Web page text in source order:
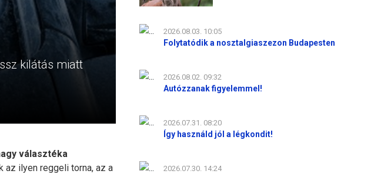
kilátás miatt
választéka
az ilyen reggeli torna, az a
2026.08.03. 10:05
Folytatódik a nosztalgiaszezon Budapesten
2026.08.02. 09:32
Autózzanak figyelemmel!
2026.07.31. 08:20
Így használd jól a légkondit!
2026.07.30. 14:24